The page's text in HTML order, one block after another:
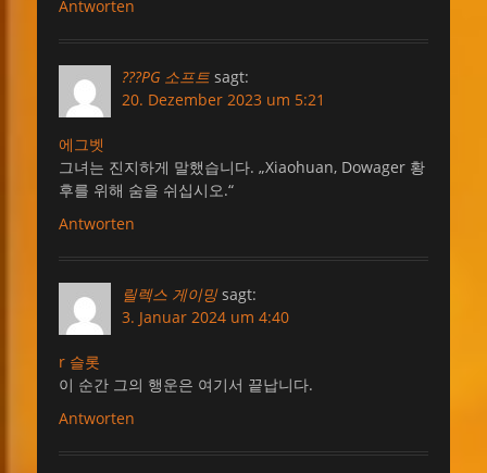
Antworten
???PG 소프트 sagt:
20. Dezember 2023 um 5:21
에그벳
그녀는 진지하게 말했습니다. „Xiaohuan, Dowager 황
후를 위해 숨을 쉬십시오.“
Antworten
릴렉스 게이밍 sagt:
3. Januar 2024 um 4:40
r 슬롯
이 순간 그의 행운은 여기서 끝납니다.
Antworten